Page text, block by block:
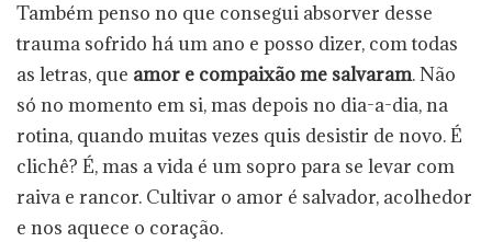
Também penso no que consegui absorver desse
trauma sofrido há um ano e posso dizer, com todas
as letras, que amor e compaixão me salvaram. Não
só no momento em si, mas depois no dia-a-dia, na
rotina, quando muitas vezes quis desistir de novo. É
clichê? É, mas a vida é um sopro para se levar com
raiva e rancor. Cultivar o amor é salvador, acolhedor
e nos aquece o coração.